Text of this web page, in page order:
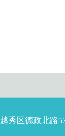
越秀区德政北路